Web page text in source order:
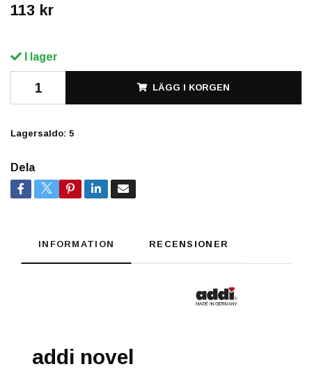
113 kr
I lager
LÄGG I KORGEN
Lagersaldo: 5
Dela
INFORMATION RECENSIONER
addi novel